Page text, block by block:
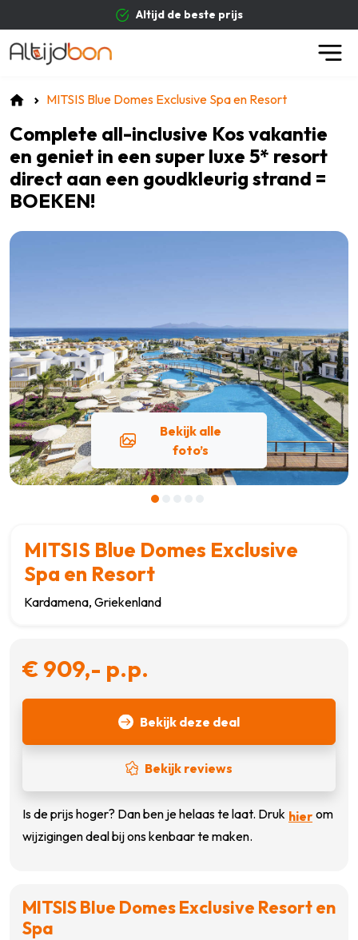
Altijd de beste prijs
MITSIS Blue Domes Exclusive Spa en Resort
Complete all-inclusive Kos vakantie
en geniet in een super luxe 5* resort
direct aan een goudkleurig strand =
BOEKEN!
Bekijk alle
foto’s
MITSIS Blue Domes Exclusive
Spa en Resort
Kardamena, Griekenland
€ 909,- p.p.
Bekijk deze deal
Bekijk reviews
Is de prijs hoger? Dan ben je helaas te laat. Druk hier om
wijzigingen deal bij ons kenbaar te maken.
MITSIS Blue Domes Exclusive Resort en
Spa